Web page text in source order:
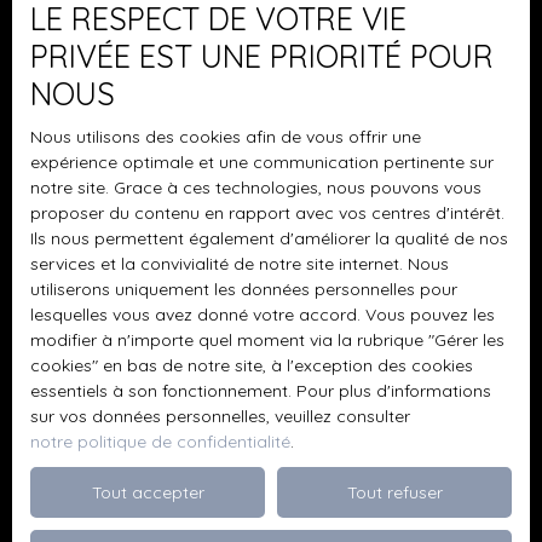
centres commerciaux et transports en commun sont à
proximité, vous permettant de profiter pleinement de
votre cadre de vie sans renoncer aux avantages de la
ville. À moins de 10 minutes, vous trouverez des
des écoles réputées pour vos enfants, et des centres
médicaux pour votre bien-être. En moins de 20 minutes,
les axes routiers majeurs et les transports en commun
vous emmènent directement vers le cœur de la ville, où
les loisirs, la culture et les opportunités professionnelles
vous attendent. Et pour les amateurs de nature, des
parcs et espaces verts sont à portée de main pour des
escapades rafraîchissantes. Ne laissez pas
passer cette opportunité unique de donner vie à votre
projet immobilier. Contactez dès aujourd'hui nos
conseillers BRING'S pour visiter ce terrain et concrétiser
vos rêves ! BRING'S - Réseau et Agence
Immobilière | Votre partenaire pour un projet immobilier
réussi 📞 Contact : 06 59 56 06 74 | ✉️ olivier.
dupont@brings. fr
souhaitez pas faire l'objet de prospection
commerciale par voie téléphonique, vous pouvez
vous inscrire gratuitement sur la liste d'opposition
au démarchage téléphonique, prévu par l'article
L223-1 du code de la consommation, sur le site
Internet www.bloctel.gouv.fr ou par courrier
adressé à :
Société Worldline, Service Bloctel, CS 61311, 41013
BLOIS CEDEX.
Pour en savoir plus sur le traitement de vos
données personnelles, veuillez consulter notre
politique de confidentialité
Recevoir des annonces
LE RESPECT DE VOTRE VIE
PRIVÉE EST UNE PRIORITÉ POUR
NOUS
Nous utilisons des cookies afin de vous offrir une
expérience optimale et une communication pertinente sur
notre site. Grace à ces technologies, nous pouvons vous
proposer du contenu en rapport avec vos centres d'intérêt.
Ils nous permettent également d'améliorer la qualité de nos
services et la convivialité de notre site internet. Nous
utiliserons uniquement les données personnelles pour
lesquelles vous avez donné votre accord. Vous pouvez les
modifier à n'importe quel moment via la rubrique ″Gérer les
cookies″ en bas de notre site, à l'exception des cookies
essentiels à son fonctionnement. Pour plus d'informations
sur vos données personnelles, veuillez consulter
notre politique de confidentialité.
Tout accepter Tout refuser